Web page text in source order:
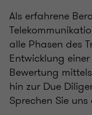
Als erfahrene
alle Phasen des
Entwicklung
Bewertung
hin zur Due
Sprechen Sie uns